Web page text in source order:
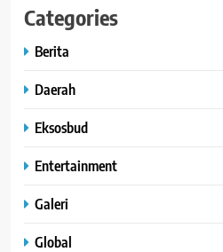
Categories
Berita
Daerah
Eksosbud
Entertainment
Galeri
Global